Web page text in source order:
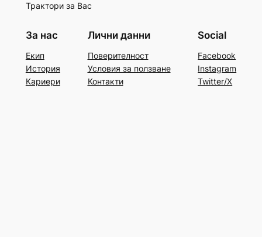
Трактори за Вас
За нас
Екип
История
Кариери
Лични данни
Поверителност
Условия за ползване
Контакти
Social
Facebook
Instagram
Twitter/X